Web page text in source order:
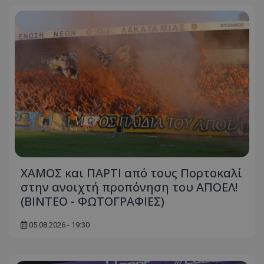
ΧΑΜΟΣ και ΠΑΡΤΙ από τους Πορτοκαλί
στην ανοιχτή προπόνηση του ΑΠΟΕΛ!
(ΒΙΝΤΕΟ - ΦΩΤΟΓΡΑΦΙΕΣ)
05.08.2026 - 19:30